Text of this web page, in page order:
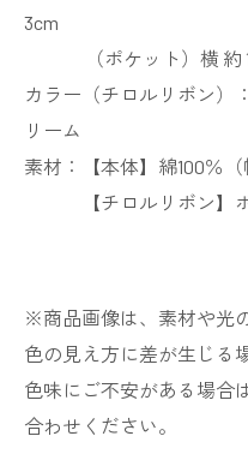
3cm
（ポケット）横 約
カラー（チロルリボン）
リーム
素材：【本体】綿100％（
【チロルリボン】ポ
※商品画像は、素材や光
色の見え方に差が生じる
色味にご不安がある場合
合わせください。